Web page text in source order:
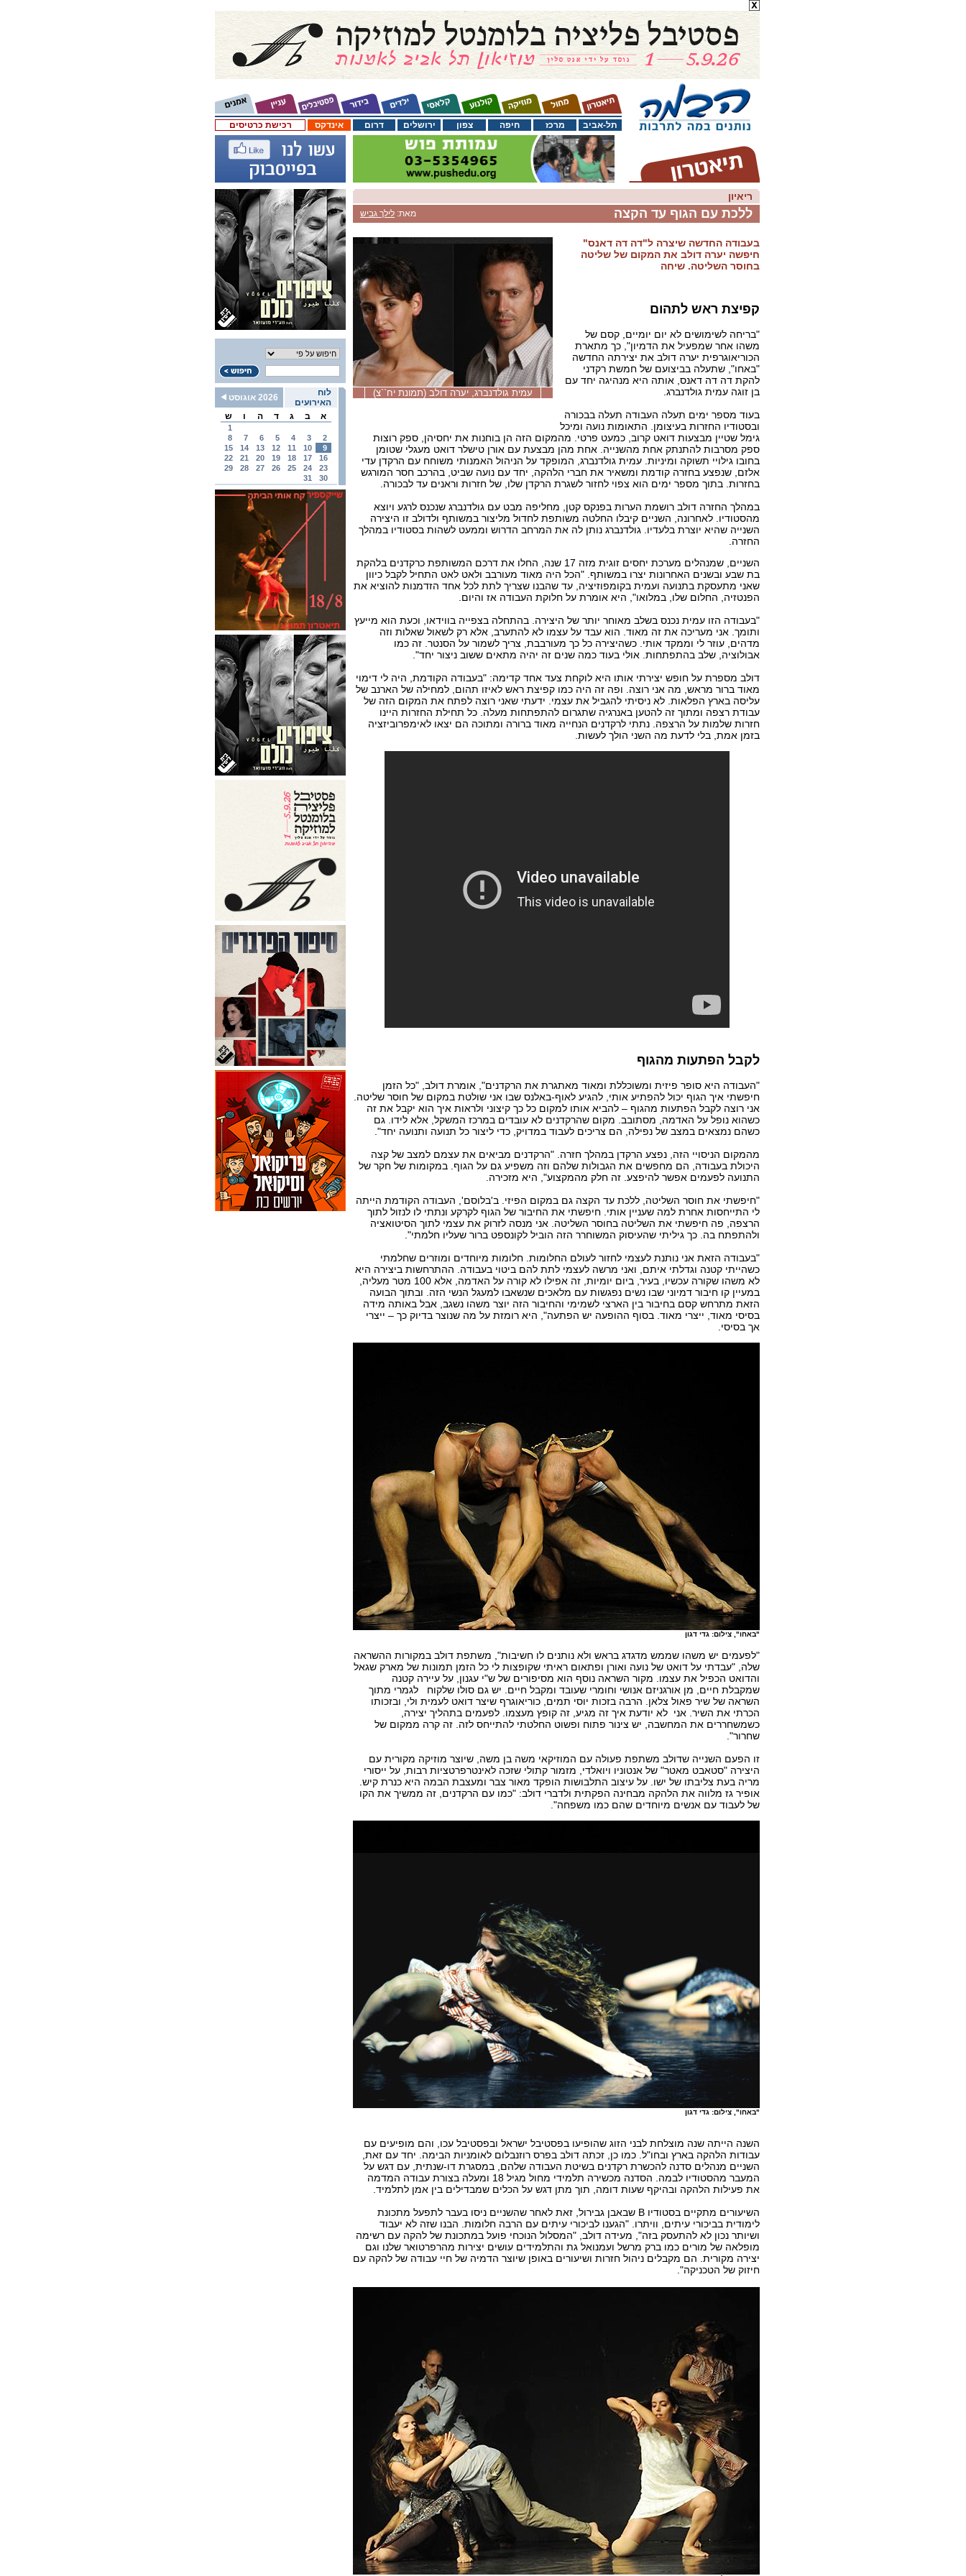
רכישת כרטיסים אינדקס דרום ירושלים צפון חיפה מרכז תל-אביב
לוח
האירועים
2026 אוגוסט
א
ב ג ד ה ו ש
1
2
3
4
5
6
7
8
9
10
11
12
13
14
15
16
17
18
19
20
21
22
23
24
25
26
27
28
29
30
31
ריאיון
מאת: לילך גביש ללכת עם הגוף עד הקצה
עמית גולדנברג, יערה דולב (תמונת יח``צ)
בעבודה החדשה שיצרה ל"דה דה דאנס"
חיפשה יערה דולב את המקום של שליטה
בחוסר השליטה. שיחה
קפיצת ראש לתהום
"בריחה לשימושים לא יום יומיים, קסם של
משהו אחר שמפעיל את הדמיון", כך מתארת
הכוריאוגרפית יערה דולב את יצירתה החדשה
"באחו", שתעלה בביצועם של חמשת רקדני
להקת דה דה דאנס, אותה היא מנהיגה יחד עם
בן זוגה עמית גולדנברג.
בעוד מספר ימים תעלה העבודה תעלה בבכורה
ובסטודיו החזרות בעיצומן. התאומות נועה ומיכל
גימל שטיין מבצעות דואט קרוב, כמעט פרטי. מהמקום הזה הן בוחנות את יחסיהן, ספק רוצות
ספק מסרבות להתנתק אחת מהשנייה. אחת מהן מבצעת עם אורן טישלר דואט מעגלי שטומן
בחובו גילויי תשוקה ומיניות. עמית גולדנברג, המופקד על הניהול האמנותי משוחח עם הרקדן עדי
אלזם, שנפצע בחזרה קודמת ומשאיר את חברי הלהקה, יחד עם נועה שביט, בהרכב חסר המורגש
בחזרות. בתוך מספר ימים הוא צפוי לחזור לשגרת הרקדן שלו, של חזרות וראנים עד לבכורה.
במהלך החזרה דולב רושמת הערות בפנקס קטן, מחליפה מבט עם גולדנברג שנכנס לרגע ויוצא
מהסטודיו. לאחרונה, השניים קיבלו החלטה משותפת לחדול מליצור במשותף ולדולב זו היצירה
השנייה שהיא יוצרת בלעדיו. גולדנברג נותן לה את המרחב הדרוש וממעט לשהות בסטודיו במהלך
החזרה.
השניים, שמנהלים מערכת יחסים זוגית מזה 17 שנה, החלו את דרכם המשותפת כרקדנים בלהקת
בת שבע ובשנים האחרונות יצרו במשותף. "הכל היה מאוד מעורבב ולאט לאט התחיל לקבל כיוון
שאני מתעסקת בתנועה ועמית בקומפוזיציה, עד שהבנו שצריך לתת לכל אחד הזדמנות להוציא את
הפנטזיה, החלום שלו, במלואו", היא אומרת על חלוקת העבודה אז והיום.
"בעבודה הזו עמית נכנס בשלב מאוחר יותר של היצירה. בהתחלה בצפייה בווידאו, וכעת הוא מייעץ
ותומך. אני מעריכה את זה מאוד. הוא עבד על עצמו לא להתערב, אלא רק לשאול שאלות וזה
מדהים, עוזר לי וממקד אותי. כשהיצירה כל כך מעורבבת, צריך לשמור על הסנטר. זה כמו
אבולוציה, שלב בהתפתחות. אולי בעוד כמה שנים זה יהיה מתאים ששוב ניצור יחד".
דולב מספרת על חופש יצירתי אותו היא לוקחת צעד אחד קדימה: "בעבודה הקודמת, היה לי דימוי
מאוד ברור מראש, מה אני רוצה. ופה זה היה כמו קפיצת ראש לאיזו תהום, למחילה של הארנב של
עליסה בארץ הפלאות. לא ניסיתי להגביל את עצמי. ידעתי שאני רוצה לפתח את המקום הזה של
עבודת רצפה ומתוך זה להטען באנרגיה שתגרום להתפתחות מעלה. כל תחילת החזרות היינו
חזרות שלמות על הרצפה. נתתי לרקדנים הנחייה מאוד ברורה ומתוכה הם יצאו לאימפרוביזציה
בזמן אמת, בלי לדעת מה השני הולך לעשות.
לקבל הפתעות מהגוף
"העבודה היא סופר פיזית ומשוכללת ומאוד מאתגרת את הרקדנים", אומרת דולב, "כל הזמן
חיפשתי איך הגוף יכול להפתיע אותי, להגיע לאוף-באלנס שבו אני שולטת במקום של חוסר שליטה.
אני רוצה לקבל הפתעות מהגוף – להביא אותו למקום כל כך קיצוני ולראות איך הוא יקבל את זה
כשהוא נופל על האדמה, מסתובב. מקום שהרקדנים לא עובדים במרכז המשקל, אלא לידו. גם
כשהם נמצאים במצב של נפילה, הם צריכים לעבוד במדויק, כדי ליצור כל תנועה ותנועה יחד".
מהמקום הניסויי הזה, נפצע הרקדן במהלך חזרה. "הרקדנים מביאים את עצמם למצב של קצה
היכולת בעבודה, הם מחפשים את הגבולות שלהם וזה משפיע גם על הגוף. במקומות של חקר של
התנועה לפעמים אפשר להיפצע. זה חלק מהמקצוע", היא מזכירה.
"חיפשתי את חוסר השליטה, ללכת עד הקצה גם במקום הפיזי. ב'בלוסם', העבודה הקודמת הייתה
לי התייחסות אחרת למה שעניין אותי. חיפשתי את החיבור של הגוף לקרקע ונתתי לו לנזול לתוך
הרצפה, פה חיפשתי את השליטה בחוסר השליטה. אני מנסה לזרוק את עצמי לתוך הסיטואציה
ולהתפתח בה. כך גיליתי שהעיסוק המשוחרר הזה הוביל לקונספט ברור שעליו חלמתי".
"בעבודה הזאת אני נותנת לעצמי לחזור לעולם החלומות. חלומות מיוחדים ומוזרים שחלמתי
כשהייתי קטנה וגדלתי איתם, ואני מרשה לעצמי לתת להם ביטוי בעבודה. ההתרחשות ביצירה היא
לא משהו שקורה עכשיו, בעיר, ביום יומיות, זה אפילו לא קורה על האדמה, אלא 100 מטר מעליה,
במעיין קו חיבור דמיוני שבו נשים נפגשות עם מלאכים שנשאבו למעגל הנשי הזה. ובתוך הבועה
הזאת מתרחש קסם בחיבור בין הארצי לשמימי והחיבור הזה יוצר משהו נשגב, אבל באותה מידה
בסיסי מאוד, ייצרי מאוד. בסוף ההופעה יש הפתעה", היא רומזת על מה שנוצר בדיוק כך – ייצרי
אך בסיסי.
"באחו", צילום: גדי דגון
"לפעמים יש משהו שממש מדגדג בראש ולא נותנים לו חשיבות", משתפת דולב במקורות ההשראה
שלה, "עבדתי על דואט של נועה ואורן ופתאום ראיתי שקופצות לי כל הזמן תמונות של מארק שגאל
והדואט הכפיל את עצמו. מקור השראה נוסף הוא מסיפורים של ש"י עגנון, על עיירה קטנה
שמקבלת חיים, מן אורגניזם אנושי וחומרי שעובד ומקבל חיים. יש גם סולו שלקוח לגמרי מתוך
השראה של שיר פאול צלאן. הרבה בזכות יוסי תמים, כוריאוגרף שיצר דואט לעמית ולי, ובזכותו
הכרתי את השיר. אני לא יודעת איך זה מגיע, זה קופץ מעצמו. לפעמים בתהליך יצירה,
כשמשחררים את המחשבה, יש צינור פתוח ופשוט החלטתי להתייחס לזה. זה קרה ממקום של
שחרור".
זו הפעם השנייה שדולב משתפת פעולה עם המוזיקאי משה בן משה, שיוצר מוזיקה מקורית עם
היצירה "סטאבט מאטר" של אנטוניו ויואלדי, מזמור קתולי שזכה לאינטרפרטציות רבות, על ייסורי
מריה בעת צליבתו של ישו. על עיצוב התלבושות הופקד מאור צבר ומעצבת הבמה היא כנרת קיש.
אופיר גז מלווה את הלהקה מבחינה הפקתית ולדברי דולב: "כמו עם הרקדנים, זה ממשיך את הקו
של לעבוד עם אנשים מיוחדים שהם כמו משפחה".
"באחו", צילום: גדי דגון
השנה הייתה שנה מוצלחת לבני הזוג שהופיעו בפסטיבל ישראל ובפסטיבל עכו, והם מופיעים עם
עבודות הלהקה בארץ ובחו"ל. כמו כן, זכתה דולב בפרס רוזנבלום לאומניות הבימה. יחד עם זאת,
השניים מנהלים סדנה להכשרת רקדנים בשיטת העבודה שלהם, במסגרת דו-שנתית, עם דגש על
המעבר מהסטודיו לבמה. הסדנה מכשירה תלמידי מחול מגיל 18 ומעלה בצורת עבודה המדמה
את פעילות הלהקה ובהיקף שעות דומה, תוך מתן דגש על הכלים שמבדילים בין אמן לתלמיד.
השיעורים מתקיים בסטודיו B שבאבן גבירול, זאת לאחר שהשניים ניסו בעבר לתפעל מתכונת
לימודית בביכורי עיתים, וויתרו. "הגענו לביכורי עיתים עם הרבה חלומות. הבנו שזה לא יעבוד
ושיותר נכון לא להתעסק בזה", מעידה דולב, "המסלול הנוכחי פועל במתכונת של להקה עם רשימה
מופלאה של מורים כמו ברק מרשל ועמנואל גת והתלמידים עושים יצירות מהרפרטואר שלנו וגם
יצירה מקורית. הם מקבלים ניהול חזרות ושיעורים באופן שיוצר הדמיה של חיי עבודה של להקה עם
חיזוק של הטכניקה".